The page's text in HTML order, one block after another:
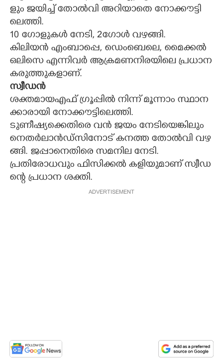
ളും​ ​ജ​യി​ച്ച് ​തോ​ൽ​വി​ ​അ​റി​യാ​തെ​ ​നോ​ക്കൗ​ട്ടി​
ലെ​ത്തി.
10​ ​ഗോ​ളു​ക​ൾ​ ​നേ​ടി,​ ​2ഗോ​ൾ​ ​വ​ഴ​ങ്ങി​.
കി​ലി​യ​ൻ​ ​എം​ബാ​പ്പെ, ഡെം​ബെ​ലെ,​ ​മൈ​ക്ക​ൽ​ ​
ഒ​ലി​സെ​ ​എ​ന്നി​വ​ർ​ ​ആ​ക്ര​മ​ണ​നി​ര​യി​ലെ​ ​പ്ര​ധാ​ന​
​ക​രു​ത്തു​ക​ളാ​ണ്.​
സ്വീ​ഡൻ
ശ​ക്ത​മാ​യ​എ​ഫ് ​ഗ്രൂ​പ്പി​ൽ​ ​നി​ന്ന് ​മൂ​ന്നാം​ ​സ്ഥാ​ന​
ക്കാ​രാ​യി​ ​നോ​ക്കൗ​ട്ടി​ലെ​ത്തി.
ടു​ണീ​ഷ്യ​ക്കെ​തി​രെ​ ​വ​ൻ​ ​ജ​യം​ ​നേ​ടി​യെ​ങ്കി​ലും​ ​
നെ​ത​ർ​ലാ​ൻ​ഡ്സി​നോ​ട് ​ക​ന​ത്ത​ ​തോ​ൽ​വി​ ​വ​ഴ​
ങ്ങി.​ ​ജ​പ്പാ​നെ​തി​രെ​ ​സ​മ​നി​ല​ ​നേ​ടി.
പ്ര​തി​രോ​ധ​വും​ ​ഫി​സി​ക്ക​ൽ​ ​ക​ളി​യു​മാ​ണ് ​സ്വീ​ഡ​
ന്റെ​ ​പ്ര​ധാ​ന​ ​ശ​ക്തി.​
ADVERTISEMENT